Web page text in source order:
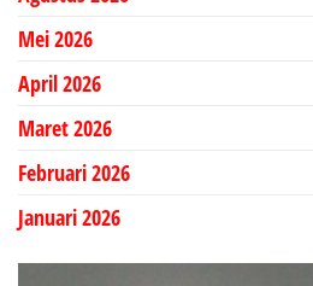
Mei 2026
April 2026
Maret 2026
Februari 2026
Januari 2026